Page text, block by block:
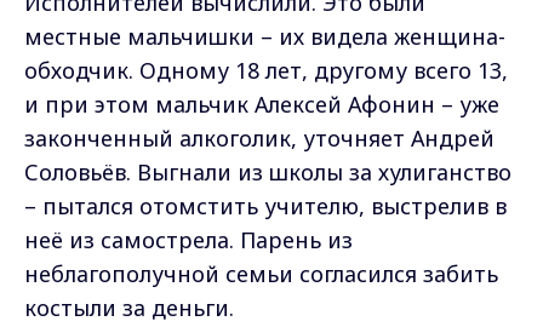
местные мальчишки – их видела женщина-
обходчик. Одному 18 лет, другому всего 13,
и при этом мальчик Алексей Афонин – уже
законченный алкоголик, уточняет Андрей
Соловьёв. Выгнали из школы за хулиганство
– пытался отомстить учителю, выстрелив в
неё из самострела. Парень из
неблагополучной семьи согласился забить
костыли за деньги.